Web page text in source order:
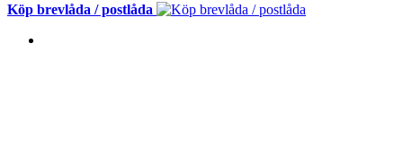
Köp brevlåda / postlåda